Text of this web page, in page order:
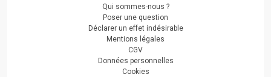
Qui sommes-nous ?
Poser une question
Déclarer un effet indésirable
Mentions légales
CGV
Données personnelles
Cookies